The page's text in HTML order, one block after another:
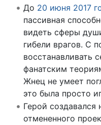
До 20 июня 2017
пассивная
видеть сферы
гибели врагов. С
восстанавливать
фанатским
Жнец не умеет
это была просто
Герой создавался
отмененного